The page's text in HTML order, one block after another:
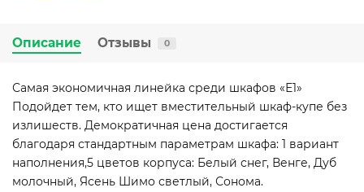
Описание Отзывы 0
Самая экономичная линейка среди шкафов «Е1»
Подойдет тем, кто ищет вместительный шкаф-купе без
излишеств. Демократичная цена достигается
благодаря стандартным параметрам шкафа: 1 вариант
наполнения,5 цветов корпуса: Белый снег, Венге, Дуб
молочный, Ясень Шимо светлый, Сонома.